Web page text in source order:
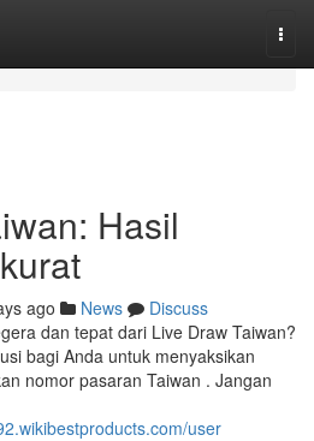
Hasil
ago News
Discuss
dan tepat dari Live Draw Taiwan?
bagi Anda untuk menyaksikan
nomor pasaran Taiwan . Jangan
user